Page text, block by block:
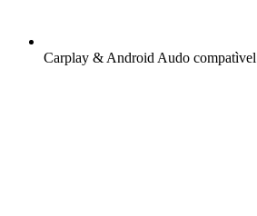
Carplay & Android Audo compatìvel